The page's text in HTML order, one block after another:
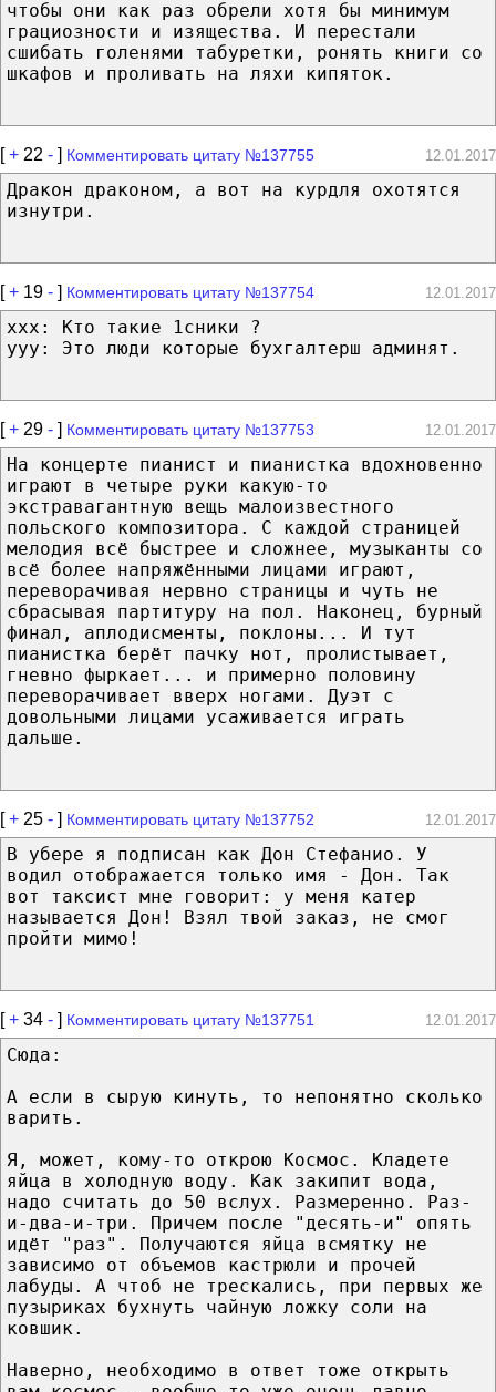
чтобы они как раз обрели хотя бы минимум
грациозности и изящества. И перестали
сшибать голенями табуретки, ронять книги со
шкафов и проливать на ляхи кипяток.
[+ 22 - ] Комментировать цитату №137755 12.01.2017
Дракон драконом, а вот на курдля охотятся
изнутри.
[+ 19 - ] Комментировать цитату №137754 12.01.2017
xxx: Кто такие 1сники ?
yyy: Это люди которые бухгалтерш админят.
[+ 29 - ] Комментировать цитату №137753 12.01.2017
На концерте пианист и пианистка вдохновенно
играют в четыре руки какую-то
экстравагантную вещь малоизвестного
польского композитора. С каждой страницей
мелодия всё быстрее и сложнее, музыканты со
всё более напряжёнными лицами играют,
переворачивая нервно страницы и чуть не
сбрасывая партитуру на пол. Наконец, бурный
финал, аплодисменты, поклоны... И тут
пианистка берёт пачку нот, пролистывает,
гневно фыркает... и примерно половину
переворачивает вверх ногами. Дуэт с
довольными лицами усаживается играть
дальше.
[+ 25 - ] Комментировать цитату №137752 12.01.2017
В убере я подписан как Дон Стефанио. У
водил отображается только имя - Дон. Так
вот таксист мне говорит: у меня катер
называется Дон! Взял твой заказ, не смог
пройти мимо!
[+ 34 - ] Комментировать цитату №137751 12.01.2017
Сюда:
А если в сырую кинуть, то непонятно сколько
варить.
Я, может, кому-то открою Космос. Кладете
яйца в холодную воду. Как закипит вода,
надо считать до 50 вслух. Размеренно. Раз-
и-два-и-три. Причем после "десять-и" опять
идёт "раз". Получаются яйца всмятку не
зависимо от объемов кастрюли и прочей
лабуды. А чтоб не трескались, при первых же
пузыриках бухнуть чайную ложку соли на
ковшик.
Наверно, необходимо в ответ тоже открыть